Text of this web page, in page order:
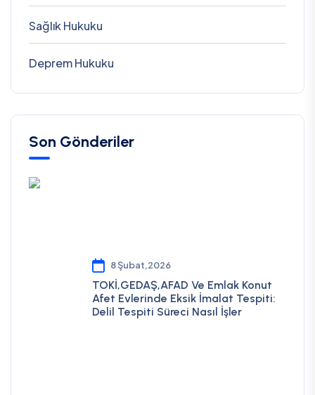
Sağlık Hukuku
Deprem Hukuku
Son Gönderiler
8 Şubat,2026
TOKİ,GEDAŞ,AFAD Ve Emlak Konut
Afet Evlerinde Eksik İmalat Tespiti:
Delil Tespiti Süreci Nasıl İşler